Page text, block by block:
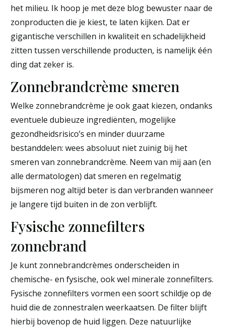
het milieu. Ik hoop je met deze blog bewuster naar de
zonproducten die je kiest, te laten kijken. Dat er
gigantische verschillen in kwaliteit en schadelijkheid
zitten tussen verschillende producten, is namelijk één
ding dat zeker is.
Zonnebrandcrème smeren
Welke zonnebrandcrème je ook gaat kiezen, ondanks
eventuele dubieuze ingrediënten, mogelijke
gezondheidsrisico’s en minder duurzame
bestanddelen: wees absoluut niet zuinig bij het
smeren van zonnebrandcrème. Neem van mij aan (en
alle dermatologen) dat smeren en regelmatig
bijsmeren nog altijd beter is dan verbranden wanneer
je langere tijd buiten in de zon verblijft.
Fysische zonnefilters
zonnebrand
Je kunt zonnebrandcrèmes onderscheiden in
chemische- en fysische, ook wel minerale zonnefilters.
Fysische zonnefilters vormen een soort schildje op de
huid die de zonnestralen weerkaatsen. De filter blijft
hierbij bovenop de huid liggen. Deze natuurlijke